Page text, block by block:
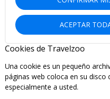
ACEPTAR
Cookies de Travelzoo
Una cookie es un pequeño
páginas web coloca en su disco
especialmente a usted.